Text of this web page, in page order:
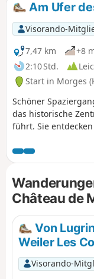
Am Ufer
Visorando-
7,47 km
+8
2:10 Std.
Start in Morges
Schöner
das historische
führt. Sie
Frühling das
können Sie auch
bewundern.
Château de
Von
Weiler Les
Visorando-